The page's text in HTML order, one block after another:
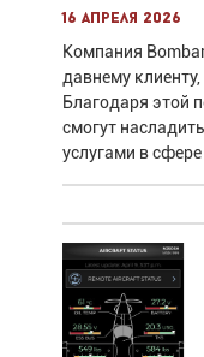
16 апреля 2026
Компания
давнему
Благодаря этой
смогут
услугами в